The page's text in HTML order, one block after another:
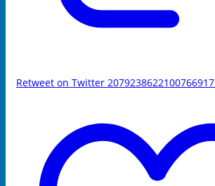
Retweet on Twitter 2079238622100766917